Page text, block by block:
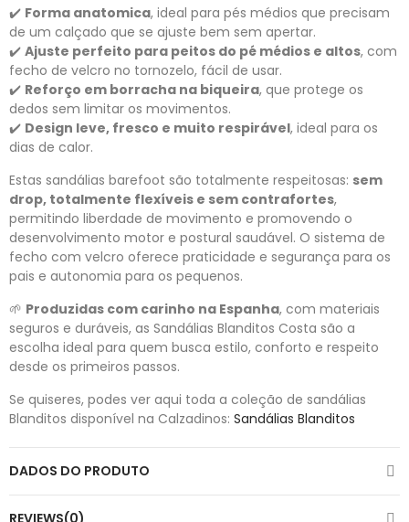
✔️ Forma anatomica, ideal para pés médios que precisam
de um calçado que se ajuste bem sem apertar.
✔️ Ajuste perfeito para peitos do pé médios e altos, com
fecho de velcro no tornozelo, fácil de usar.
✔️ Reforço em borracha na biqueira, que protege os
dedos sem limitar os movimentos.
✔️ Design leve, fresco e muito respirável, ideal para os
dias de calor.
Estas sandálias barefoot são totalmente respeitosas: sem
drop, totalmente flexíveis e sem contrafortes,
permitindo liberdade de movimento e promovendo o
desenvolvimento motor e postural saudável. O sistema de
fecho com velcro oferece praticidade e segurança para os
pais e autonomia para os pequenos.
🌱 Produzidas com carinho na Espanha, com materiais
seguros e duráveis, as Sandálias Blanditos Costa são a
escolha ideal para quem busca estilo, conforto e respeito
desde os primeiros passos.
Se quiseres, podes ver aqui toda a coleção de sandálias
Blanditos disponível na Calzadinos: Sandálias Blanditos
DADOS DO PRODUTO